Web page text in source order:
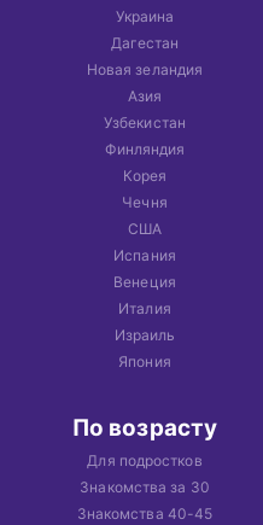
Украина
Дагестан
Новая зеландия
Азия
Узбекистан
Финляндия
Корея
Чечня
США
Испания
Венеция
Италия
Израиль
Япония
По возрасту
Для подростков
Знакомства за 30
Знакомства 40-45